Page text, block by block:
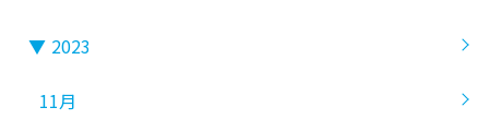
▼ 2023
11月